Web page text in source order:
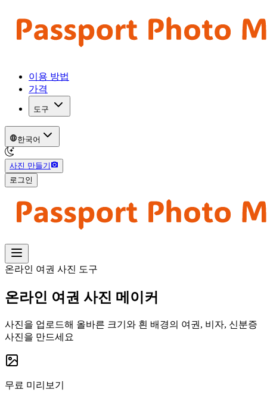
이용 방법
가격
도구
한국어
사진 만들기
로그인
온라인 여권 사진 도구
온라인 여권 사진 메이커
사진을 업로드해 올바른 크기와 흰 배경의 여권, 비자, 신분증
사진을 만드세요
무료 미리보기